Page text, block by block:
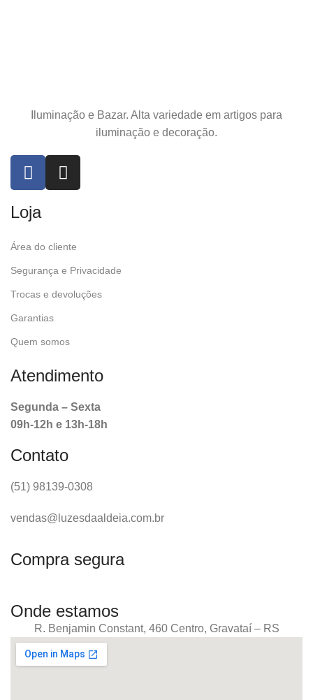
Iluminação e Bazar. Alta variedade em artigos para
iluminação e decoração.
Loja
Área do cliente
Segurança e Privacidade
Trocas e devoluções
Garantias
Quem somos
Atendimento
Segunda – Sexta
09h-12h e 13h-18h
Contato
(51) 98139-0308
vendas@luzesdaaldeia.com.br
Compra segura
Onde estamos
R. Benjamin Constant, 460 Centro, Gravataí – RS